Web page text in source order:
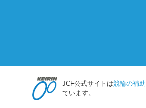
JCF公式サイトは競輪の補助
ています。